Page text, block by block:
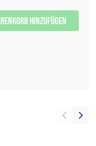
HINZUFÜGEN